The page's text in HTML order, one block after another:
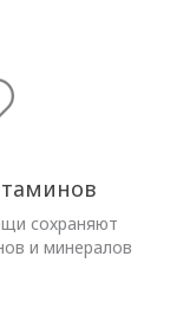
сохраняют
и минералов